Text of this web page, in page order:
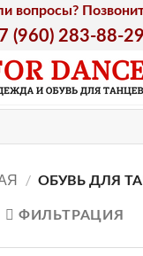
вопросы?
(960) 283-88-29
/ ОБУВЬ ДЛЯ
ФИЛЬТРАЦИЯ